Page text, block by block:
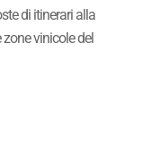
di itinerari alla
vinicole del